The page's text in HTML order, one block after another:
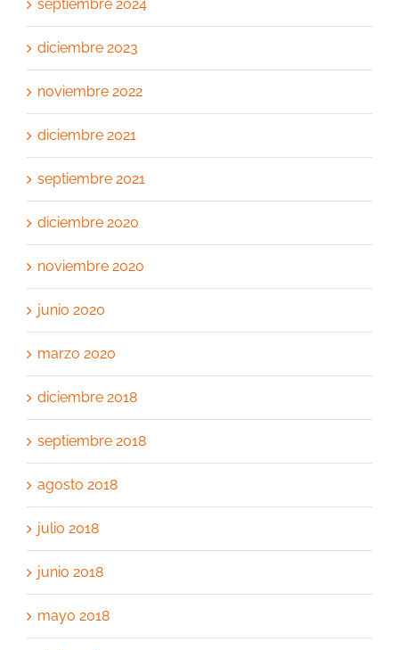
septiembre 2024
diciembre 2023
noviembre 2022
diciembre 2021
septiembre 2021
diciembre 2020
noviembre 2020
junio 2020
marzo 2020
diciembre 2018
septiembre 2018
agosto 2018
julio 2018
junio 2018
mayo 2018